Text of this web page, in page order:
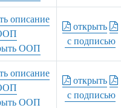
описание
ООП
открыть
с подписью
описание
ООП
открыть
с подписью